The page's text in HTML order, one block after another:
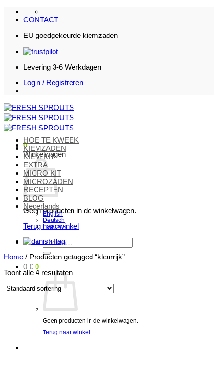
naar
CONTACT
EU goedgekeurde kiemzaden
Levering 3-6 Werkdagen
Login / Registreren
0
Winkelwagen
Geen producten in de winkelwagen.
Terug naar winkel
Zoeken
naar:
0 € 0
Geen producten in de winkelwagen.
Terug naar winkel
HOE TE KWEEK
KIEMZADEN
KIEM KIT
EXTRA
MICRO KIT
MICROZADEN
RECEPTEN
BLOG
Nederlands
English
Deutsch
Français
Home / Producten getagged “kleurrijk”
Toont alle 4 resultaten